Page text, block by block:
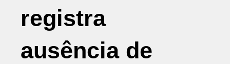
registra
ausência de